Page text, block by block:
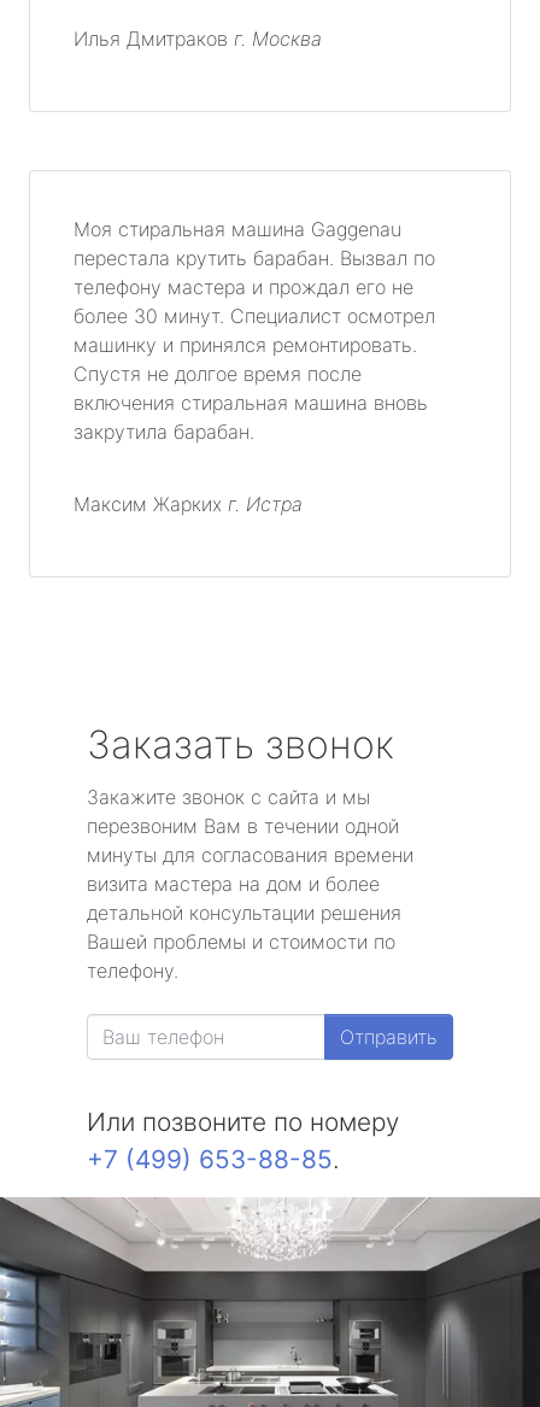
Илья Дмитраков г. Москва
Моя стиральная машина Gaggenau
перестала крутить барабан. Вызвал по
телефону мастера и прождал его не
более 30 минут. Специалист осмотрел
машинку и принялся ремонтировать.
Спустя не долгое время после
включения стиральная машина вновь
закрутила барабан.
Максим Жарких г. Истра
Заказать звонок
Закажите звонок с сайта и мы
перезвоним Вам в течении одной
минуты для согласования времени
визита мастера на дом и более
детальной консультации решения
Вашей проблемы и стоимости по
телефону.
Отправить
Или позвоните по номеру
+7 (499) 653-88-85.